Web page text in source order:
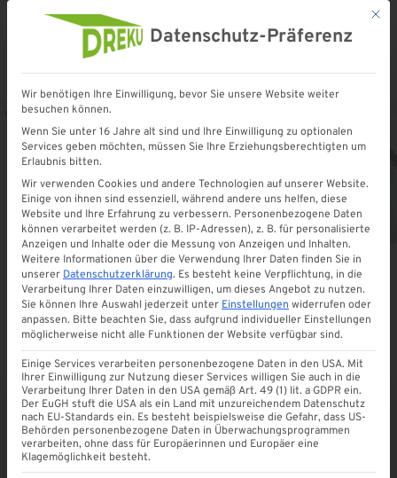
Startseite»Shop»Polycarbonat Lichtplatte | 207/35 | TRAPEZ | klar
Polycarbonat Lichtplatte |
207/35 | TRAPEZ | klar
Mit
Datenschutz-Präferenz
Wir benötigen Ihre Einwilligung, bevor Sie unsere Website weiter
besuchen können.
Wenn Sie unter 16 Jahre alt sind und Ihre Einwilligung zu optionalen
Services geben möchten, müssen Sie Ihre Erziehungsberechtigten um
Erlaubnis bitten.
Wir verwenden Cookies und andere Technologien auf unserer Website.
Einige von ihnen sind essenziell, während andere uns helfen, diese
Website und Ihre Erfahrung zu verbessern. Personenbezogene Daten
können verarbeitet werden (z. B. IP-Adressen), z. B. für personalisierte
Anzeigen und Inhalte oder die Messung von Anzeigen und Inhalten.
Weitere Informationen über die Verwendung Ihrer Daten finden Sie in
unserer Datenschutzerklärung. Es besteht keine Verpflichtung, in die
Verarbeitung Ihrer Daten einzuwilligen, um dieses Angebot zu nutzen.
Sie können Ihre Auswahl jederzeit unter Einstellungen widerrufen oder
anpassen. Bitte beachten Sie, dass aufgrund individueller Einstellungen
möglicherweise nicht alle Funktionen der Website verfügbar sind.
Einige Services verarbeiten personenbezogene Daten in den USA. Mit
Ihrer Einwilligung zur Nutzung dieser Services willigen Sie auch in die
Verarbeitung Ihrer Daten in den USA gemäß Art. 49 (1) lit. a GDPR ein.
Der EuGH stuft die USA als ein Land mit unzureichendem Datenschutz
nach EU-Standards ein. Es besteht beispielsweise die Gefahr, dass US-
Behörden personenbezogene Daten in Überwachungsprogrammen
verarbeiten, ohne dass für Europäerinnen und Europäer eine
Klagemöglichkeit besteht.